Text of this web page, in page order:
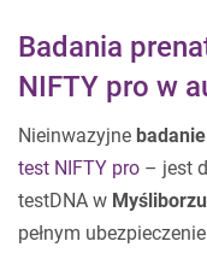
Badania
NIFTY pro w
Nieinwazyjne
test NIFTY pro – jest
testDNA w Myśliborzu
pełnym